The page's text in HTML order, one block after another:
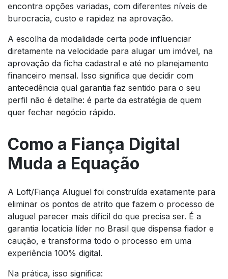
encontra opções variadas, com diferentes níveis de
burocracia, custo e rapidez na aprovação.
A escolha da modalidade certa pode influenciar
diretamente na velocidade para alugar um imóvel, na
aprovação da ficha cadastral e até no planejamento
financeiro mensal. Isso significa que decidir com
antecedência qual garantia faz sentido para o seu
perfil não é detalhe: é parte da estratégia de quem
quer fechar negócio rápido.
Como a Fiança Digital
Muda a Equação
A Loft/Fiança Aluguel foi construída exatamente para
eliminar os pontos de atrito que fazem o processo de
aluguel parecer mais difícil do que precisa ser. É a
garantia locatícia líder no Brasil que dispensa fiador e
caução, e transforma todo o processo em uma
experiência 100% digital.
Na prática, isso significa: